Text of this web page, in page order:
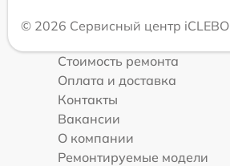
© 2026 Сервисный центр iCLEBO
Стоимость ремонта
Оплата и доставка
Контакты
Вакансии
О компании
Ремонтируемые модели